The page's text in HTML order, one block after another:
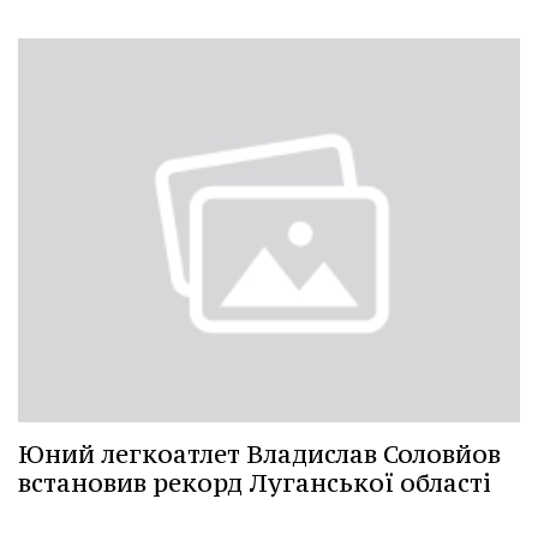
Юний легкоатлет Владислав Соловйов
встановив рекорд Луганської області